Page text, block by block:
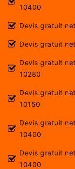
10400
Devis gratuit
Devis gratuit
Devis gratuit
10280
Devis gratuit
10150
Devis gratuit
10400
Devis gratuit
10400